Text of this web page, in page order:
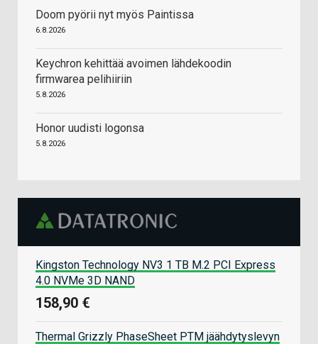
Doom pyörii nyt myös Paintissa
6.8.2026
Keychron kehittää avoimen lähdekoodin
firmwarea pelihiiriin
5.8.2026
Honor uudisti logonsa
5.8.2026
Kingston Technology NV3 1 TB M.2 PCI Express
4.0 NVMe 3D NAND
158,90 €
Thermal Grizzly PhaseSheet PTM jäähdytyslevyn